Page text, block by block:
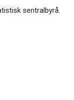
sentralbyrå.